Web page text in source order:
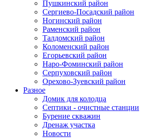
Пушкинский район
Сергиево-Посадский район
Ногинский район
Раменский район
Талдомский район
Коломенский район
Егорьевский район
Наро-Фоминский район
Серпуховский район
Орехово-Зуевский район
Разное
Домик для колодца
Септики - очистные станции
Бурение скважин
Дренаж участка
Новости